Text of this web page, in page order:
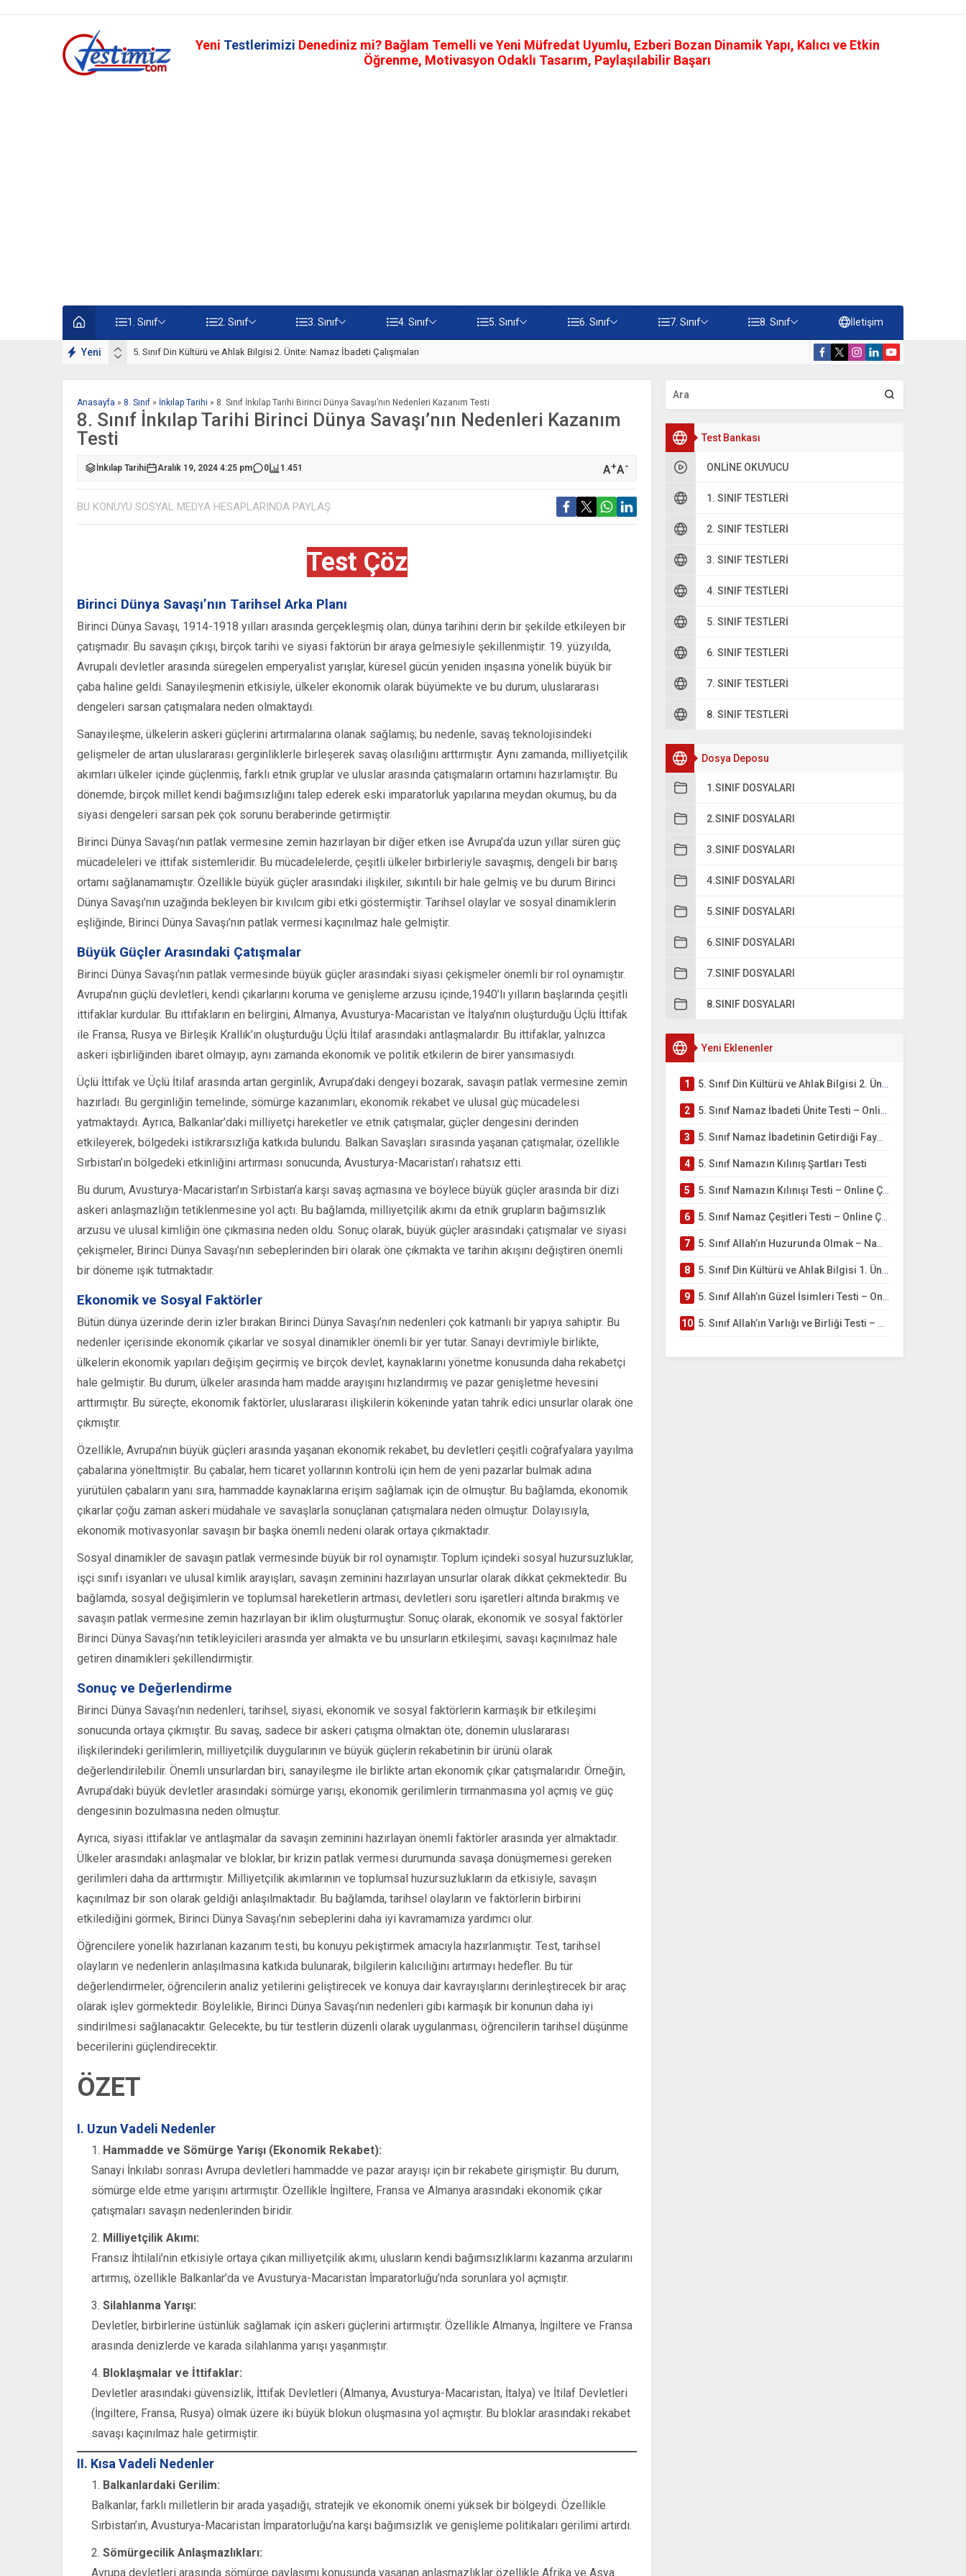
Yeni Testlerimizi Denediniz mi? Bağlam Temelli ve Yeni Müfredat Uyumlu, Ezberi Bozan Dinamik Yapı, Kalıcı ve Etkin
Öğrenme, Motivasyon Odaklı Tasarım, Paylaşılabilir Başarı
1. Sınıf 2. Sınıf 3. Sınıf 4. Sınıf 5. Sınıf 6. Sınıf 7. Sınıf 8. Sınıf İletişim
Yeni 5. Sınıf Namaz İbadeti Ünite Testi – Online Çöz
Test Bankası
ONLINE OKUYUCU
1. SINIF TESTLERI
2. SINIF TESTLERI
3. SINIF TESTLERI
4. SINIF TESTLERI
5. SINIF TESTLERI
6. SINIF TESTLERI
7. SINIF TESTLERI
8. SINIF TESTLERI
Dosya Deposu
1.SINIF DOSYALARI
2.SINIF DOSYALARI
3.SINIF DOSYALARI
4.SINIF DOSYALARI
5.SINIF DOSYALARI
6.SINIF DOSYALARI
7.SINIF DOSYALARI
8.SINIF DOSYALARI
Yeni Eklenenler
1 5. Sınıf Din Kültürü ve Ahlak Bilgisi 2. Ünite: Namaz İbadeti Çalışmaları
2 5. Sınıf Namaz İbadeti Ünite Testi – Online Çöz
3 5. Sınıf Namaz İbadetinin Getirdiği Faydalar Testi
4 5. Sınıf Namazın Kılınış Şartları Testi
5 5. Sınıf Namazın Kılınışı Testi – Online Çöz
6 5. Sınıf Namaz Çeşitleri Testi – Online Çöz
7 5. Sınıf Allah’ın Huzurunda Olmak – Namaz İbadeti Testi
8 5. Sınıf Din Kültürü ve Ahlak Bilgisi 1. Ünite: Allah İnancı Çalışmaları
9 5. Sınıf Allah’ın Güzel İsimleri Testi – Online Çöz
10 5. Sınıf Allah’ın Varlığı ve Birliği Testi – Online Çöz
Anasayfa » 8. Sınıf » İnkılap Tarihi » 8. Sınıf İnkılap Tarihi Birinci Dünya Savaşı’nın Nedenleri Kazanım Testi
8. Sınıf İnkılap Tarihi Birinci Dünya Savaşı’nın Nedenleri Kazanım
Testi
İnkılap Tarihi Aralık 19, 2024 4:25 pm 0 1.451 A+A-
BU KONUYU SOSYAL MEDYA HESAPLARINDA PAYLAŞ
Test Çöz
Birinci Dünya Savaşı’nın Tarihsel Arka Planı
Birinci Dünya Savaşı, 1914-1918 yılları arasında gerçekleşmiş olan, dünya tarihini derin bir şekilde etkileyen bir
çatışmadır. Bu savaşın çıkışı, birçok tarihi ve siyasi faktörün bir araya gelmesiyle şekillenmiştir. 19. yüzyılda,
Avrupalı devletler arasında süregelen emperyalist yarışlar, küresel gücün yeniden inşasına yönelik büyük bir
çaba haline geldi. Sanayileşmenin etkisiyle, ülkeler ekonomik olarak büyümekte ve bu durum, uluslararası
dengeleri sarsan çatışmalara neden olmaktaydı.
Sanayileşme, ülkelerin askeri güçlerini artırmalarına olanak sağlamış; bu nedenle, savaş teknolojisindeki
gelişmeler de artan uluslararası gerginliklerle birleşerek savaş olasılığını arttırmıştır. Aynı zamanda, milliyetçilik
akımları ülkeler içinde güçlenmiş, farklı etnik gruplar ve uluslar arasında çatışmaların ortamını hazırlamıştır. Bu
dönemde, birçok millet kendi bağımsızlığını talep ederek eski imparatorluk yapılarına meydan okumuş, bu da
siyasi dengeleri sarsan pek çok sorunu beraberinde getirmiştir.
Birinci Dünya Savaşı’nın patlak vermesine zemin hazırlayan bir diğer etken ise Avrupa’da uzun yıllar süren güç
mücadeleleri ve ittifak sistemleridir. Bu mücadelelerde, çeşitli ülkeler birbirleriyle savaşmış, dengeli bir barış
ortamı sağlanamamıştır. Özellikle büyük güçler arasındaki ilişkiler, sıkıntılı bir hale gelmiş ve bu durum Birinci
Dünya Savaşı’nın uzağında bekleyen bir kıvılcım gibi etki göstermiştir. Tarihsel olaylar ve sosyal dinamiklerin
eşliğinde, Birinci Dünya Savaşı’nın patlak vermesi kaçınılmaz hale gelmiştir.
Büyük Güçler Arasındaki Çatışmalar
Birinci Dünya Savaşı’nın patlak vermesinde büyük güçler arasındaki siyasi çekişmeler önemli bir rol oynamıştır.
Avrupa’nın güçlü devletleri, kendi çıkarlarını koruma ve genişleme arzusu içinde,1940’lı yılların başlarında çeşitli
ittifaklar kurdular. Bu ittifakların en belirgini, Almanya, Avusturya-Macaristan ve İtalya’nın oluşturduğu Üçlü İttifak
ile Fransa, Rusya ve Birleşik Krallık’ın oluşturduğu Üçlü İtilaf arasındaki antlaşmalardır. Bu ittifaklar, yalnızca
askeri işbirliğinden ibaret olmayıp, aynı zamanda ekonomik ve politik etkilerin de birer yansımasıydı.
Üçlü İttifak ve Üçlü İtilaf arasında artan gerginlik, Avrupa’daki dengeyi bozarak, savaşın patlak vermesine zemin
hazırladı. Bu gerginliğin temelinde, sömürge kazanımları, ekonomik rekabet ve ulusal güç mücadelesi
yatmaktaydı. Ayrıca, Balkanlar’daki milliyetçi hareketler ve etnik çatışmalar, güçler dengesini derinden
etkileyerek, bölgedeki istikrarsızlığa katkıda bulundu. Balkan Savaşları sırasında yaşanan çatışmalar, özellikle
Sırbistan’ın bölgedeki etkinliğini artırması sonucunda, Avusturya-Macaristan’ı rahatsız etti.
Bu durum, Avusturya-Macaristan’ın Sırbistan’a karşı savaş açmasına ve böylece büyük güçler arasında bir dizi
askeri anlaşmazlığın tetiklenmesine yol açtı. Bu bağlamda, milliyetçilik akımı da etnik grupların bağımsızlık
arzusu ve ulusal kimliğin öne çıkmasına neden oldu. Sonuç olarak, büyük güçler arasındaki çatışmalar ve siyasi
çekişmeler, Birinci Dünya Savaşı’nın sebeplerinden biri olarak öne çıkmakta ve tarihin akışını değiştiren önemli
bir döneme ışık tutmaktadır.
Ekonomik ve Sosyal Faktörler
Bütün dünya üzerinde derin izler bırakan Birinci Dünya Savaşı’nın nedenleri çok katmanlı bir yapıya sahiptir. Bu
nedenler içerisinde ekonomik çıkarlar ve sosyal dinamikler önemli bir yer tutar. Sanayi devrimiyle birlikte,
ülkelerin ekonomik yapıları değişim geçirmiş ve birçok devlet, kaynaklarını yönetme konusunda daha rekabetçi
hale gelmiştir. Bu durum, ülkeler arasında ham madde arayışını hızlandırmış ve pazar genişletme hevesini
arttırmıştır. Bu süreçte, ekonomik faktörler, uluslararası ilişkilerin kökeninde yatan tahrik edici unsurlar olarak öne
çıkmıştır.
Özellikle, Avrupa’nın büyük güçleri arasında yaşanan ekonomik rekabet, bu devletleri çeşitli coğrafyalara yayılma
çabalarına yöneltmiştir. Bu çabalar, hem ticaret yollarının kontrolü için hem de yeni pazarlar bulmak adına
yürütülen çabaların yanı sıra, hammadde kaynaklarına erişim sağlamak için de olmuştur. Bu bağlamda, ekonomik
çıkarlar çoğu zaman askeri müdahale ve savaşlarla sonuçlanan çatışmalara neden olmuştur. Dolayısıyla,
ekonomik motivasyonlar savaşın bir başka önemli nedeni olarak ortaya çıkmaktadır.
Sosyal dinamikler de savaşın patlak vermesinde büyük bir rol oynamıştır. Toplum içindeki sosyal huzursuzluklar,
işçi sınıfı isyanları ve ulusal kimlik arayışları, savaşın zeminini hazırlayan unsurlar olarak dikkat çekmektedir. Bu
bağlamda, sosyal değişimlerin ve toplumsal hareketlerin artması, devletleri soru işaretleri altında bırakmış ve
savaşın patlak vermesine zemin hazırlayan bir iklim oluşturmuştur. Sonuç olarak, ekonomik ve sosyal faktörler
Birinci Dünya Savaşı’nın tetikleyicileri arasında yer almakta ve bu unsurların etkileşimi, savaşı kaçınılmaz hale
getiren dinamikleri şekillendirmiştir.
Sonuç ve Değerlendirme
Birinci Dünya Savaşı’nın nedenleri, tarihsel, siyasi, ekonomik ve sosyal faktörlerin karmaşık bir etkileşimi
sonucunda ortaya çıkmıştır. Bu savaş, sadece bir askeri çatışma olmaktan öte; dönemin uluslararası
ilişkilerindeki gerilimlerin, milliyetçilik duygularının ve büyük güçlerin rekabetinin bir ürünü olarak
değerlendirilebilir. Önemli unsurlardan biri, sanayileşme ile birlikte artan ekonomik çıkar çatışmalarıdır. Örneğin,
Avrupa’daki büyük devletler arasındaki sömürge yarışı, ekonomik gerilimlerin tırmanmasına yol açmış ve güç
dengesinin bozulmasına neden olmuştur.
Ayrıca, siyasi ittifaklar ve antlaşmalar da savaşın zeminini hazırlayan önemli faktörler arasında yer almaktadır.
Ülkeler arasındaki anlaşmalar ve bloklar, bir krizin patlak vermesi durumunda savaşa dönüşmemesi gereken
gerilimleri daha da arttırmıştır. Milliyetçilik akımlarının ve toplumsal huzursuzlukların da etkisiyle, savaşın
kaçınılmaz bir son olarak geldiği anlaşılmaktadır. Bu bağlamda, tarihsel olayların ve faktörlerin birbirini
etkilediğini görmek, Birinci Dünya Savaşı’nın sebeplerini daha iyi kavramamıza yardımcı olur.
Öğrencilere yönelik hazırlanan kazanım testi, bu konuyu pekiştirmek amacıyla hazırlanmıştır. Test, tarihsel
olayların ve nedenlerin anlaşılmasına katkıda bulunarak, bilgilerin kalıcılığını artırmayı hedefler. Bu tür
değerlendirmeler, öğrencilerin analiz yetilerini geliştirecek ve konuya dair kavrayışlarını derinleştirecek bir araç
olarak işlev görmektedir. Böylelikle, Birinci Dünya Savaşı’nın nedenleri gibi karmaşık bir konunun daha iyi
sindirilmesi sağlanacaktır. Gelecekte, bu tür testlerin düzenli olarak uygulanması, öğrencilerin tarihsel düşünme
becerilerini güçlendirecektir.
ÖZET
I. Uzun Vadeli Nedenler
Hammadde ve Sömürge Yarışı (Ekonomik Rekabet):
Sanayi İnkılabı sonrası Avrupa devletleri hammadde ve pazar arayışı için bir rekabete girişmiştir. Bu durum,
sömürge elde etme yarışını artırmıştır. Özellikle İngiltere, Fransa ve Almanya arasındaki ekonomik çıkar
çatışmaları savaşın nedenlerinden biridir.
Milliyetçilik Akımı:
Fransız İhtilali’nin etkisiyle ortaya çıkan milliyetçilik akımı, ulusların kendi bağımsızlıklarını kazanma arzularını
artırmış, özellikle Balkanlar’da ve Avusturya-Macaristan İmparatorluğu’nda sorunlara yol açmıştır.
Silahlanma Yarışı:
Devletler, birbirlerine üstünlük sağlamak için askeri güçlerini artırmıştır. Özellikle Almanya, İngiltere ve Fransa
arasında denizlerde ve karada silahlanma yarışı yaşanmıştır.
Bloklaşmalar ve İttifaklar:
Devletler arasındaki güvensizlik, İttifak Devletleri (Almanya, Avusturya-Macaristan, İtalya) ve İtilaf Devletleri
(İngiltere, Fransa, Rusya) olmak üzere iki büyük blokun oluşmasına yol açmıştır. Bu bloklar arasındaki rekabet
savaşı kaçınılmaz hale getirmiştir.
II. Kısa Vadeli Nedenler
Balkanlardaki Gerilim:
Balkanlar, farklı milletlerin bir arada yaşadığı, stratejik ve ekonomik önemi yüksek bir bölgeydi. Özellikle
Sırbistan’ın, Avusturya-Macaristan İmparatorluğu’na karşı bağımsızlık ve genişleme politikaları gerilimi artırdı.
Sömürgecilik Anlaşmazlıkları:
Avrupa devletleri arasında sömürge paylaşımı konusunda yaşanan anlaşmazlıklar özellikle Afrika ve Asya